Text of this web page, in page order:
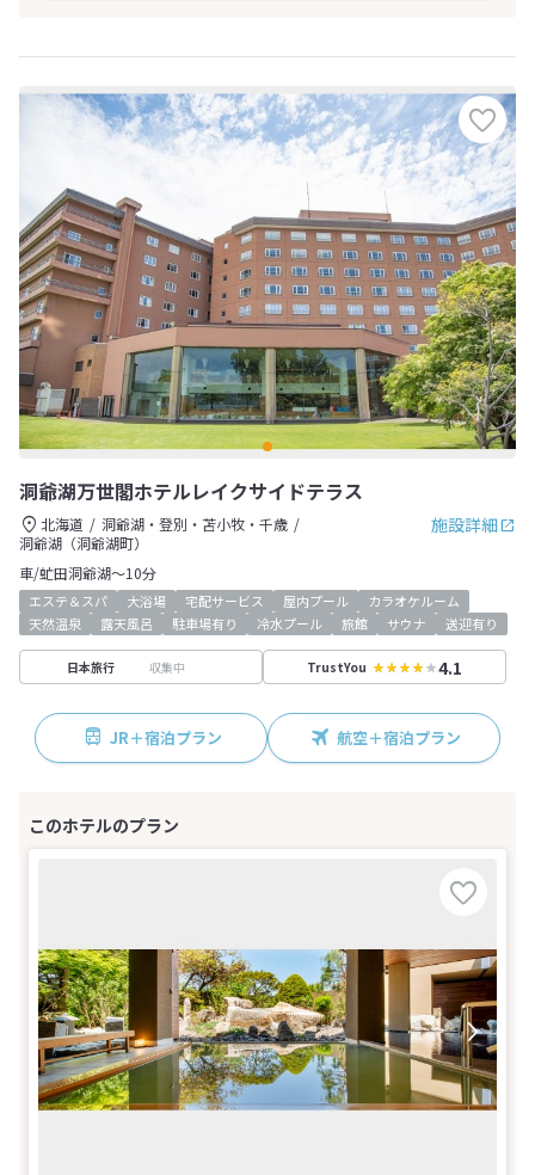
洞爺湖万世閣ホテルレイクサイドテラス
施設詳細
北海道
洞爺湖・登別・苫小牧・千歳
洞爺湖（洞爺湖町）
車/虻田洞爺湖～10分
エステ＆スパ 大浴場 宅配サービス 屋内プール
カラオケルーム
天然温泉
露天風呂 駐車場有り 冷水プール 旅館 サウナ 送迎有り
日本旅行 収集中 TrustYou 4.1
JR＋宿泊プラン 航空＋宿泊プラン